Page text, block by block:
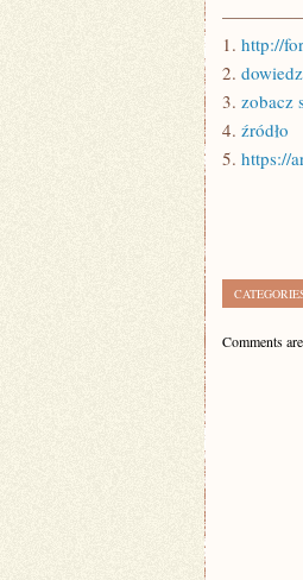
1. http://
2.
3. zobacz
4. źródło
5. https://
Comments